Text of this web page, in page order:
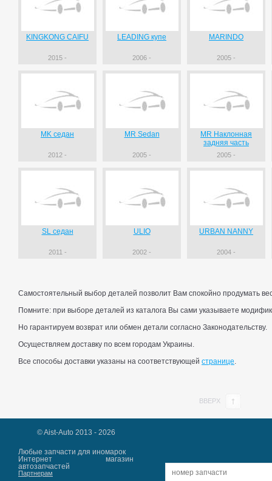
KINGKONG CAIFU
2015 -
LEADING купе
2006 -
MARINDO
2005 -
MK седан
2012 -
MR Sedan
2005 -
MR Наклонная
задняя часть
2005 -
SL седан
2011 -
ULIO
2002 -
URBAN NANNY
2004 -
Самостоятельный выбор деталей позволит Вам спокойно продумать
Помните: при выборе деталей из каталога Вы сами указываете
Но гарантируем возврат или обмен детали согласно Законодательству.
Осуществляем доставку по всем городам Украины.
Все способы доставки указаны на соответствующей странице.
© Aist-Auto 2013 - 2026
Любые запчасти для иномарок
Интернет магазин
автозапчастей
Партнерам
ВВЕРХ